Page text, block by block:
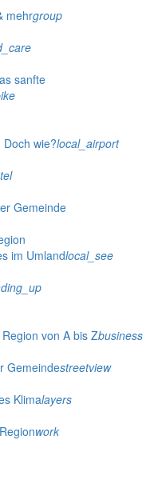
mehrgroup
sanfte
wie?local_airport
Gemeinde
im Umlandlocal_see
von A bis Zbusiness
Gemeindestreetview
Klimalayers
work